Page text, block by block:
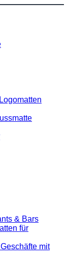
& Bars
für
mit